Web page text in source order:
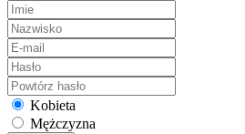
Kobieta
Mężczyzna